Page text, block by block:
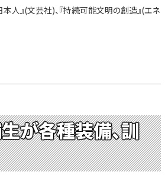
人』(文芸社)、『持続可能文明の創造』(エネ
が各種装備、訓